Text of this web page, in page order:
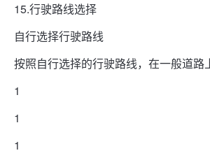
15.行驶路线选择
自行选择行驶路线
按照自行选择的行驶路线，在一般道路
1
1
1